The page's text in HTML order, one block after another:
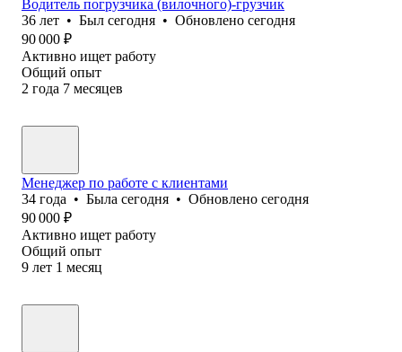
Водитель погрузчика (вилочного)-грузчик
36 лет • Был сегодня • Обновлено сегодня
90 000 ₽
Активно ищет работу
Общий опыт
2 года 7 месяцев
Менеджер по работе с клиентами
34 года • Была сегодня • Обновлено сегодня
90 000 ₽
Активно ищет работу
Общий опыт
9 лет 1 месяц